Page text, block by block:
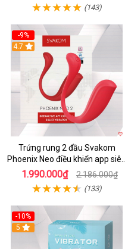
(143)
-9%
4.7
Trứng rung 2 đầu Svakom
Phoenix Neo điều khiển app siêu
phê
1.990.000₫ 2.186.000₫
(133)
-10%
5